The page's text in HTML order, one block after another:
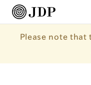
Please note that